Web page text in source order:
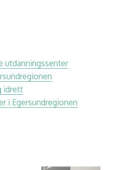
utdanningssenter
idrett
i Egersundregionen